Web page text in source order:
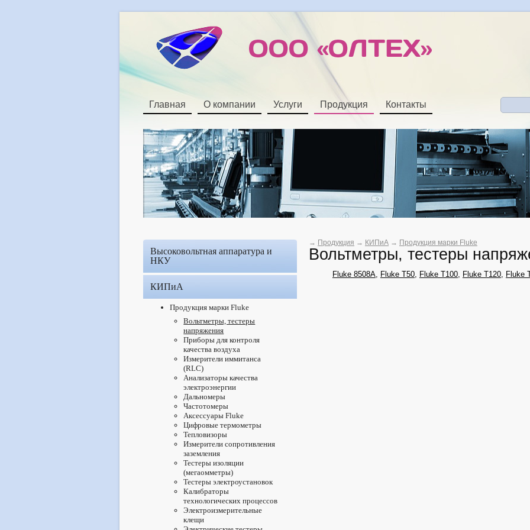
Главная О компании Услуги Продукция Контакты
Высоковольтная аппаратура и
НКУ
КИПиА
Продукция марки Fluke
Вольтметры, тестеры
напряжения
Приборы для контроля
качества воздуха
Измерители иммитанса
(RLC)
Анализаторы качества
электроэнергии
Дальномеры
Частотомеры
Аксессуары Fluke
Цифровые термометры
Тепловизоры
Измерители сопротивления
заземления
Тестеры изоляции
(мегаомметры)
Тестеры электроустановок
Калибраторы
технологических процессов
Электроизмерительные
клещи
→ Продукция → КИПиА → Продукция марки Fluke
Вольтметры, тестеры
Fluke 8508A, Fluke T50, Fluke T100, Fluke T120, Fluke